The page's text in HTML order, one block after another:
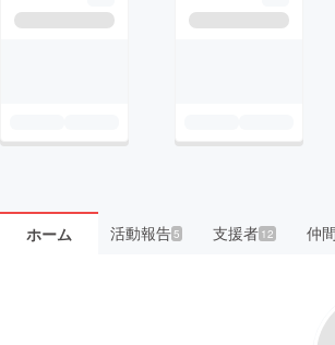
ホーム 活動報告5 支援者 12 仲